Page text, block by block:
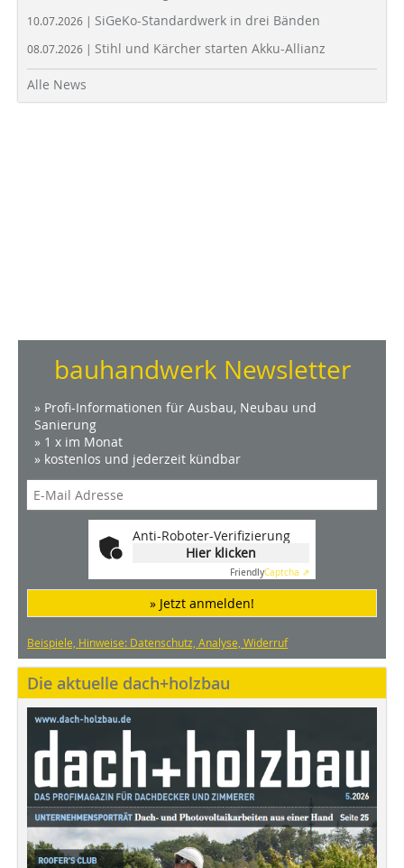
10.07.2026 | SiGeKo-Standardwerk in drei Bänden
08.07.2026 | Stihl und Kärcher starten Akku-Allianz
Alle News
bauhandwerk Newsletter
» Profi-Informationen für Ausbau, Neubau und
Sanierung
» 1 x im Monat
» kostenlos und jederzeit kündbar
Anti-Roboter-Verifizierung
Hier klicken
FriendlyCaptcha ⇗
» Jetzt anmelden!
Beispiele, Hinweise: Datenschutz, Analyse, Widerruf
Die aktuelle dach+holzbau